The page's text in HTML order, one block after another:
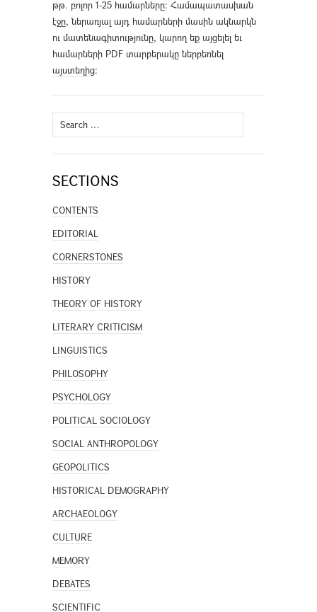
թթ. բոլոր 1-25 համարները։ Համապատասխան
էջը, ներառյալ այդ համարների մասին ակնարկն
ու մատենագիտությունը, կարող եք այցելել եւ
համարների PDF տարբերակը ներբեռնել
այստեղից։
Search
for:
SECTIONS
CONTENTS
EDITORIAL
CORNERSTONES
HISTORY
THEORY OF HISTORY
LITERARY CRITICISM
LINGUISTICS
PHILOSOPHY
PSYCHOLOGY
POLITICAL SOCIOLOGY
SOCIAL ANTHROPOLOGY
GEOPOLITICS
HISTORICAL DEMOGRAPHY
ARCHAEOLOGY
CULTURE
MEMORY
DEBATES
SCIENTIFIC